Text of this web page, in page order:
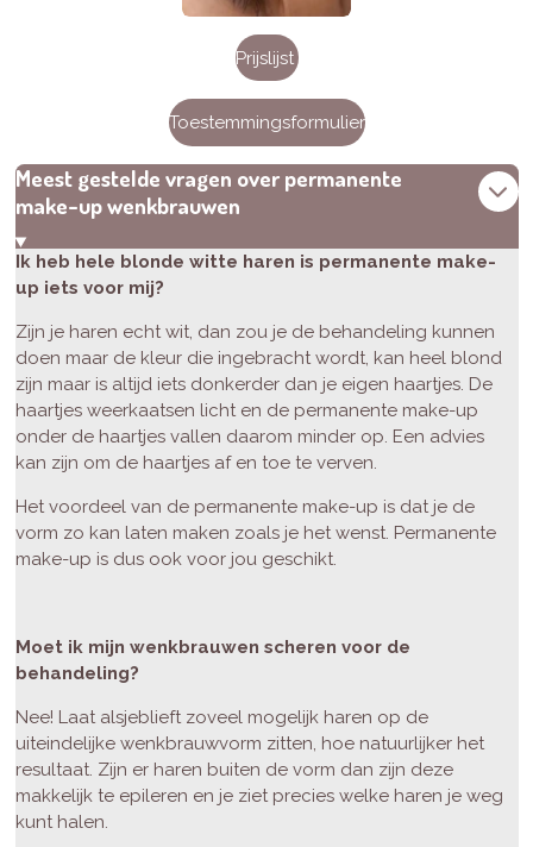
Prijslijst
Toestemmingsformulier
Meest gestelde vragen over permanente
make-up wenkbrauwen
Ik heb hele blonde witte haren is permanente make-
up iets voor mij?
Zijn je haren echt wit, dan zou je de behandeling kunnen
doen maar de kleur die ingebracht wordt, kan heel blond
zijn maar is altijd iets donkerder dan je eigen haartjes. De
haartjes weerkaatsen licht en de permanente make-up
onder de haartjes vallen daarom minder op. Een advies
kan zijn om de haartjes af en toe te verven.
Het voordeel van de permanente make-up is dat je de
vorm zo kan laten maken zoals je het wenst. Permanente
make-up is dus ook voor jou geschikt.
Moet ik mijn wenkbrauwen scheren voor de
behandeling?
Nee! Laat alsjeblieft zoveel mogelijk haren op de
uiteindelijke wenkbrauwvorm zitten, hoe natuurlijker het
resultaat. Zijn er haren buiten de vorm dan zijn deze
makkelijk te epileren en je ziet precies welke haren je weg
kunt halen.